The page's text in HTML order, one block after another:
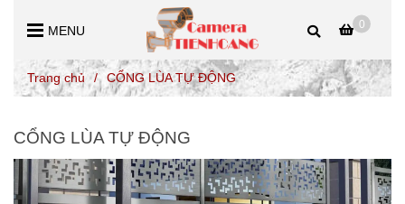
0
MENU
Trang chủ / CỔNG LÙA TỰ ĐỘNG
CỔNG LÙA TỰ ĐỘNG